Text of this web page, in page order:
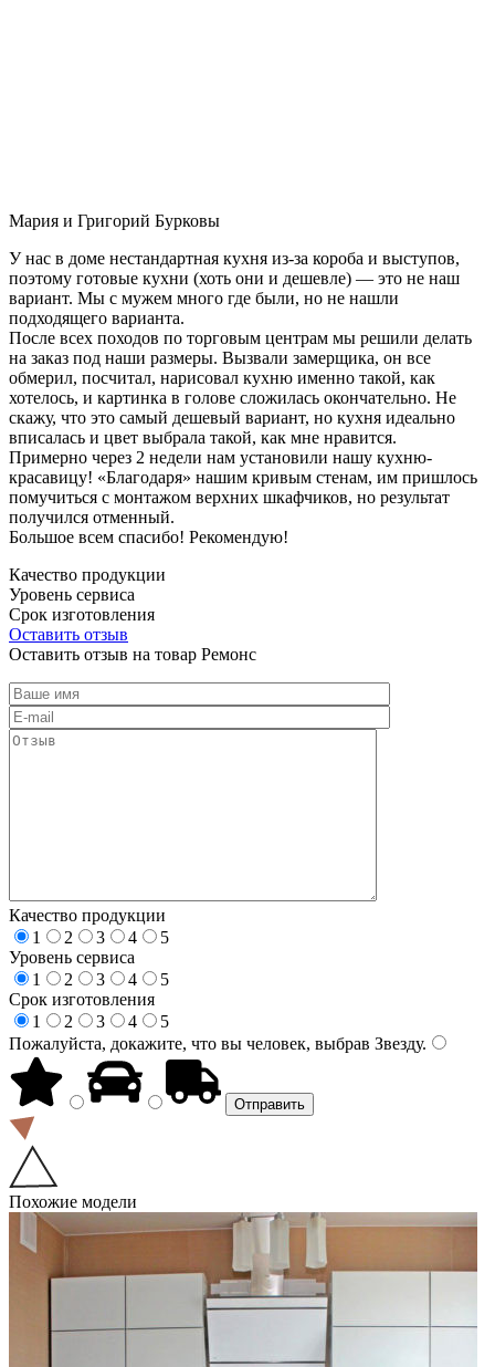
Мария и Григорий Бурковы
У нас в доме нестандартная кухня из-за короба и выступов,
поэтому готовые кухни (хоть они и дешевле) — это не наш
вариант. Мы с мужем много где были, но не нашли
подходящего варианта.
После всех походов по торговым центрам мы решили делать
на заказ под наши размеры. Вызвали замерщика, он все
обмерил, посчитал, нарисовал кухню именно такой, как
хотелось, и картинка в голове сложилась окончательно. Не
скажу, что это самый дешевый вариант, но кухня идеально
вписалась и цвет выбрала такой, как мне нравится.
Примерно через 2 недели нам установили нашу кухню-
красавицу! «Благодаря» нашим кривым стенам, им пришлось
помучиться с монтажом верхних шкафчиков, но результат
получился отменный.
Большое всем спасибо! Рекомендую!
Качество продукции
Уровень сервиса
Срок изготовления
Оставить отзыв
Оставить отзыв на товар Ремонс
Качество продукции
1
2 3 4
5
Уровень сервиса
1
2 3 4
5
Срок изготовления
1
2 3 4
5
Пожалуйста, докажите, что вы человек, выбрав Звезду.
Похожие модели